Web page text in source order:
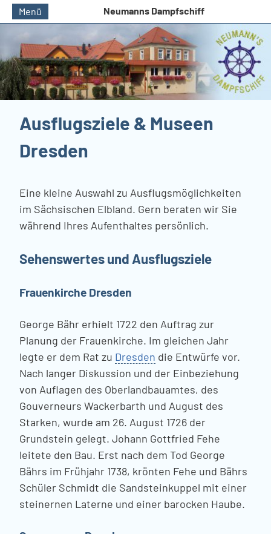
Menü Neumanns Dampfschiff
Ausflugsziele & Museen
Dresden
Eine kleine Auswahl zu Ausflugsmöglichkeiten
im Sächsischen Elbland. Gern beraten wir Sie
während Ihres Aufenthaltes persönlich.
Sehenswertes und Ausflugsziele
Frauenkirche Dresden
George Bähr erhielt 1722 den Auftrag zur
Planung der Frauenkirche. Im gleichen Jahr
legte er dem Rat zu Dresden die Entwürfe vor.
Nach langer Diskussion und der Einbeziehung
von Auflagen des Oberlandbauamtes, des
Gouverneurs Wackerbarth und August des
Starken, wurde am 26. August 1726 der
Grundstein gelegt. Johann Gottfried Fehe
leitete den Bau. Erst nach dem Tod George
Bährs im Frühjahr 1738, krönten Fehe und Bährs
Schüler Schmidt die Sandsteinkuppel mit einer
steinernen Laterne und einer barocken Haube.